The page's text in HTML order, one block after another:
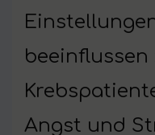
beeinflussen
Angst und